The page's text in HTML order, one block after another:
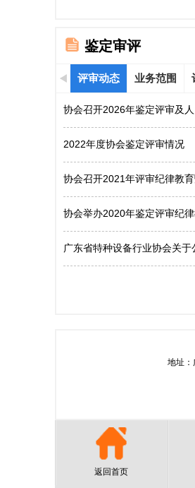
鉴定审评
评审动态 业务范围
协会召开2026年鉴定评审及
2022年度协会鉴定评审情况
协会召开2021年评审纪律教
协会举办2020年鉴定评审纪
广东省特种设备行业协会关于
地址：
返回首页